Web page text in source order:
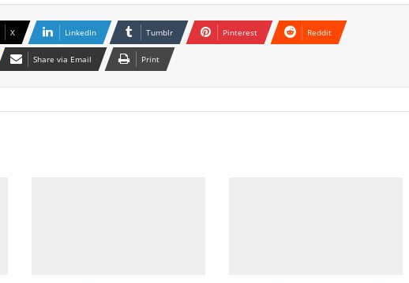
X LinkedIn Tumblr Pinterest Reddit
Share via Email Print